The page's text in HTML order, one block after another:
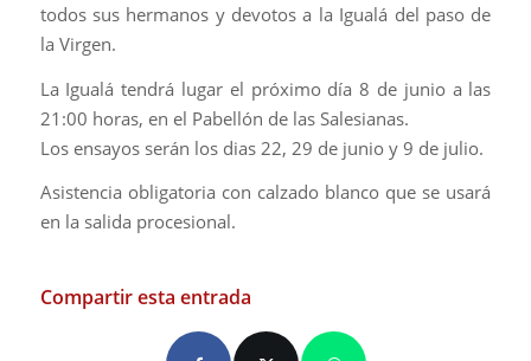
todos sus hermanos y devotos a la Igualá del paso de
la Virgen.
La Igualá tendrá lugar el próximo día 8 de junio a las
21:00 horas, en el Pabellón de las Salesianas.
Los ensayos serán los dias 22, 29 de junio y 9 de julio.
Asistencia obligatoria con calzado blanco que se usará
en la salida procesional.
Compartir esta entrada